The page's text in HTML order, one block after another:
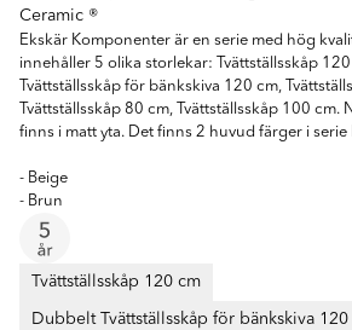
Ceramic ®
Ekskär Komponenter är en serie med hög
innehåller 5 olika storlekar: Tvättställsskåp
Tvättställsskåp för bänkskiva 120 cm,
Tvättställsskåp 80 cm, Tvättställsskåp 100 cm.
finns i matt yta. Det finns 2 huvud färger i
- Beige
- Brun
Tvättställsskåp 120 cm
Dubbelt Tvättställsskåp för bänkskiva 120